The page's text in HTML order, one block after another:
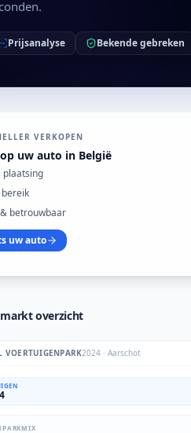
Prijsanalyse Bekende gebreken
VERKOPEN
uw auto in België
plaatsing
betrouwbaar
uw auto
overzicht
VOERTUIGENPARK2024 ·Aarschot